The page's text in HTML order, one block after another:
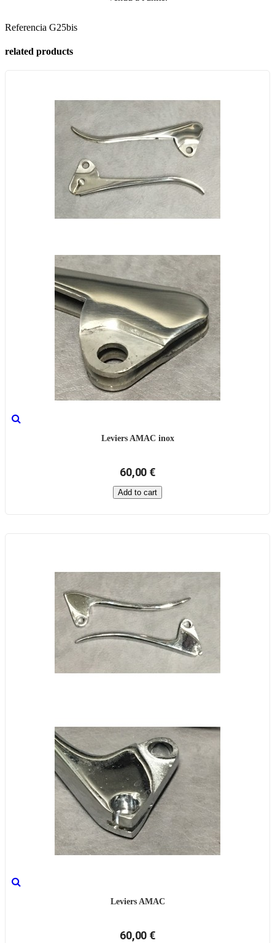
Referencia G25bis
related products
Leviers AMAC inox
60,00 €
Add to cart
Leviers AMAC
60,00 €